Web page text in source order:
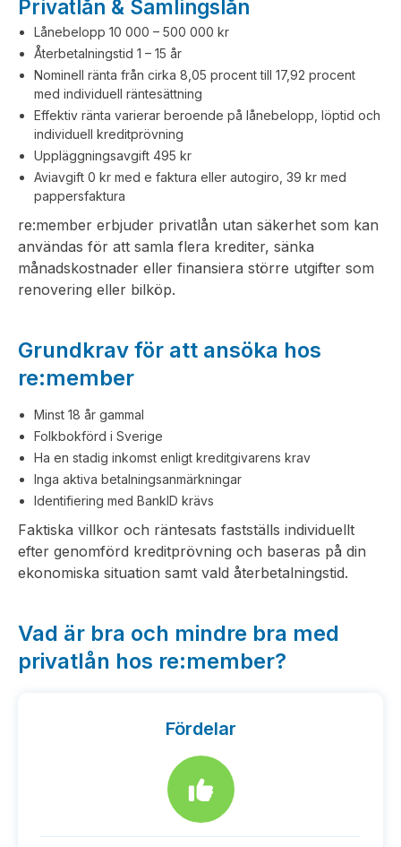
Privatlån & Samlingslån
Lånebelopp 10 000 – 500 000 kr
Återbetalningstid 1 – 15 år
Nominell ränta från cirka 8,05 procent till 17,92 procent
med individuell räntesättning
Effektiv ränta varierar beroende på lånebelopp, löptid och
individuell kreditprövning
Uppläggningsavgift 495 kr
Aviavgift 0 kr med e faktura eller autogiro, 39 kr med
pappersfaktura
re:member erbjuder privatlån utan säkerhet som kan
användas för att samla flera krediter, sänka
månadskostnader eller finansiera större utgifter som
renovering eller bilköp.
Grundkrav för att ansöka hos
re:member
Minst 18 år gammal
Folkbokförd i Sverige
Ha en stadig inkomst enligt kreditgivarens krav
Inga aktiva betalningsanmärkningar
Identifiering med BankID krävs
Faktiska villkor och räntesats fastställs individuellt
efter genomförd kreditprövning och baseras på din
ekonomiska situation samt vald återbetalningstid.
Vad är bra och mindre bra med
privatlån hos re:member?
Fördelar